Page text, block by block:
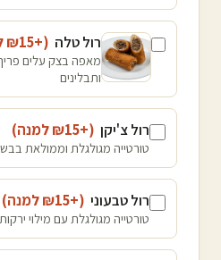
רול טלה (+₪
15
מאפה בצק עלים
ותבלינים
רול צ'יקן (+₪
15 למנה)
טורטייה מגולגלת וממולאת
רול טבעוני (+₪
15 למנה)
טורטייה מגולגלת עם מילוי